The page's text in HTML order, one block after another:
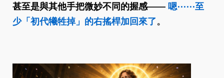
甚至是與其他手把微妙不同的握感—— 嗯⋯⋯至
少「初代犧牲掉」的右搖桿加回來了。